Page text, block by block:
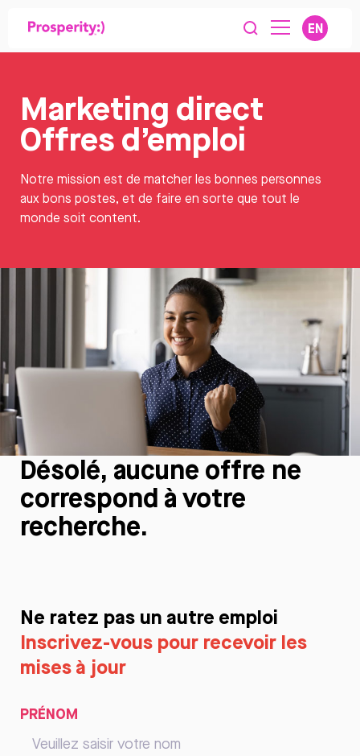
EN
Marketing direct
Offres d’emploi
Notre mission est de matcher les bonnes personnes
aux bons postes, et de faire en sorte que tout le
monde soit content.
Désolé, aucune offre ne
correspond à votre
recherche.
Ne ratez pas un autre emploi
Inscrivez-vous pour recevoir les
mises à jour
PRÉNOM